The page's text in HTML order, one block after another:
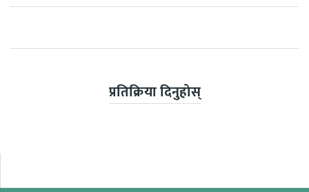
प्रतिक्रिया दिनुहोस्